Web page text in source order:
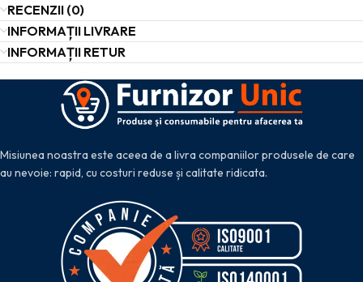
RECENZII (0)
INFORMAȚII LIVRARE
INFORMAȚII RETUR
Misiunea noastra este aceea de a livra companiilor produsele de care
au nevoie: rapid, cu costuri reduse și calitate ridicata.